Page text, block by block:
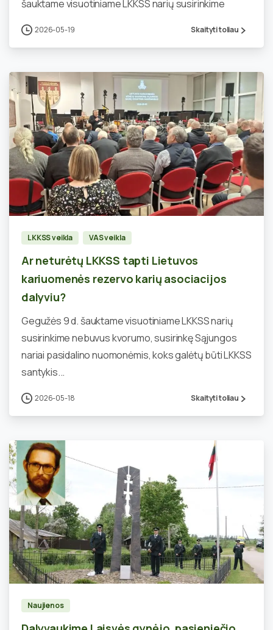
šauktame visuotiniame LKKSS narių susirinkime
2026-05-19 Skaityti toliau
2
LKKSS veikla VAS veikla
Ar neturėtų LKKSS tapti Lietuvos
kariuomenės rezervo karių asociacijos
dalyviu?
Gegužės 9 d. šauktame visuotiniame LKKSS narių
susirinkime nebuvus kvorumo, susirinkę Sąjungos
nariai pasidalino nuomonėmis, koks galėtų būti LKKSS
santykis...
2026-05-18 Skaityti toliau
0
Naujienos